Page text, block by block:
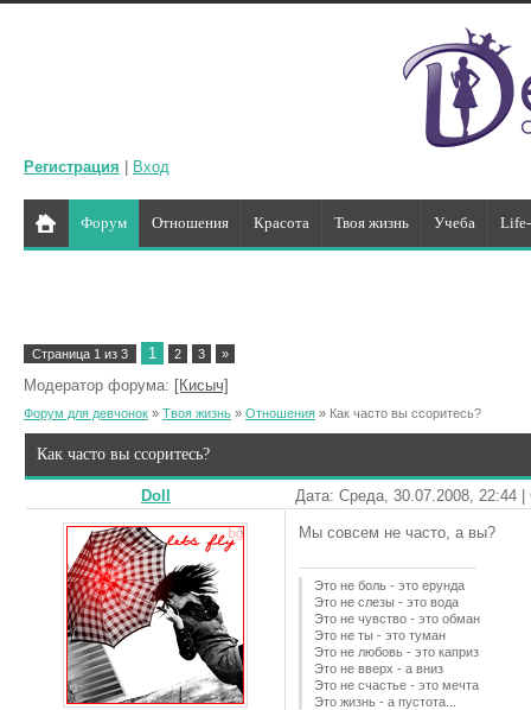
Регистрация Вход
Форум Отношения Красота Твоя жизнь Учеба
Страница 1 из 3 1 2 3 »
Модератор форума: [Кисыч]
Форум для девчонок » Твоя жизнь » Отношения » Как часто вы ссоритесь?
Как часто вы ссоритесь?
Doll Дата: Среда, 30.07.2008, 22:44
Мы совсем не часто, а вы?
Это не боль - это ерунда
Это не слезы - это вода
Это не чувство - это обман
Это не ты - это туман
Это не любовь - это каприз
Это не вверх - а вниз
Это не счастье - это мечта
Это жизнь - а пустота...